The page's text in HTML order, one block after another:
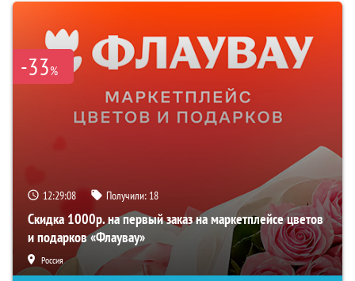
-33%
12:29:07 Получили: 18
Скидка 1000р. на первый заказ на маркетплейсе цветов
и подарков «Флаувау»
Россия